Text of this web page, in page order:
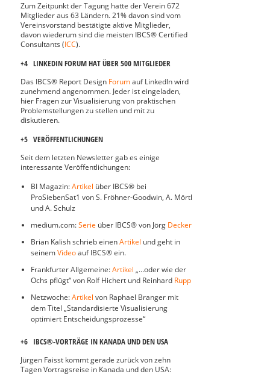
Zum Zeitpunkt der Tagung hatte der Verein 672
Mitglieder aus 63 Ländern. 21% davon sind vom
Vereinsvorstand bestätigte aktive Mitglieder,
davon wiederum sind die meisten IBCS® Certified
Consultants (ICC).
+4 LINKEDIN FORUM HAT ÜBER 500 MITGLIEDER
Das IBCS® Report Design Forumauf LinkedIn wird
zunehmend angenommen. Jeder ist eingeladen,
hier Fragen zur Visualisierung von praktischen
Problemstellungen zu stellen und mit zu
diskutieren.
+5 VERÖFFENTLICHUNGEN
Seit dem letzten Newsletter gab es einige
interessante Veröffentlichungen:
BI Magazin:Artikel über IBCS® bei
ProSiebenSat1 von S. Fröhner-Goodwin, A. Mörtl
und A. Schulz
medium.com:Serie über IBCS® von Jörg Decker
Brian Kalish schrieb einenArtikel und geht in
seinemVideoauf IBCS® ein.
Frankfurter Allgemeine:Artikel „…oder wie der
Ochs pflügt“ von Rolf Hichert und Reinhard Rupp
Netzwoche:Artikel von Raphael Branger mit
dem Titel „Standardisierte Visualisierung
optimiert Entscheidungsprozesse“
+6 IBCS®-VORTRÄGE IN KANADA UND DEN USA
Jürgen Faisst kommt gerade zurück von zehn
Tagen Vortragsreise in Kanada und den USA: